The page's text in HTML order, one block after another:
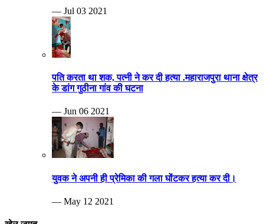
— Jul 03 2021
पति करता था शक, पत्नी ने कर दी हत्या .महाराजपुरा थाना क्षेत्र
के डांग गुठीना गांव की घटना
— Jun 06 2021
युवक ने अपनी ही प्रेमिका की गला घोंटकर हत्या कर दी।
— May 12 2021